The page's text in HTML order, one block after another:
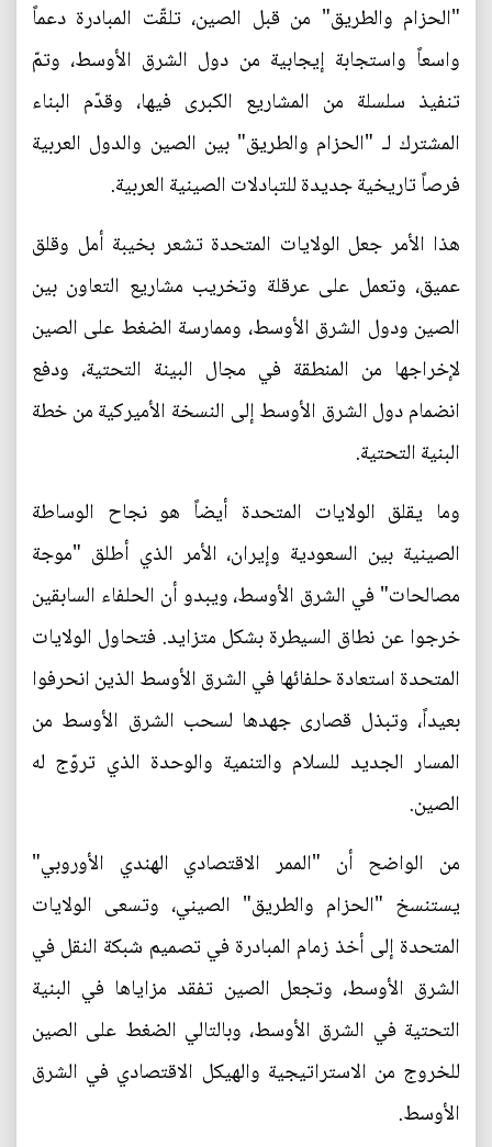
"الحزام والطريق" من قبل الصين، تلقّت المبادرة دعماً
واسعاً واستجابة إيجابية من دول الشرق الأوسط، وتمّ
تنفيذ سلسلة من المشاريع الكبرى فيها، وقدّم البناء
المشترك لـ "الحزام والطريق" بين الصين والدول العربية
فرصاً تاريخية جديدة للتبادلات الصينية العربية.
هذا الأمر جعل الولايات المتحدة تشعر بخيبة أمل وقلق
عميق، وتعمل على عرقلة وتخريب مشاريع التعاون بين
الصين ودول الشرق الأوسط، وممارسة الضغط على الصين
لإخراجها من المنطقة في مجال البينة التحتية، ودفع
انضمام دول الشرق الأوسط إلى النسخة الأميركية من خطة
البنية التحتية.
وما يقلق الولايات المتحدة أيضاً هو نجاح الوساطة
الصينية بين السعودية وإيران، الأمر الذي أطلق "موجة
مصالحات" في الشرق الأوسط، ويبدو أن الحلفاء السابقين
خرجوا عن نطاق السيطرة بشكل متزايد. فتحاول الولايات
المتحدة استعادة حلفائها في الشرق الأوسط الذين انحرفوا
بعيداً، وتبذل قصارى جهدها لسحب الشرق الأوسط من
المسار الجديد للسلام والتنمية والوحدة الذي تروّج له
الصين.
من الواضح أن "الممر الاقتصادي الهندي الأوروبي"
يستنسخ "الحزام والطريق" الصيني، وتسعى الولايات
المتحدة إلى أخذ زمام المبادرة في تصميم شبكة النقل في
الشرق الأوسط، وتجعل الصين تفقد مزاياها في البنية
التحتية في الشرق الأوسط، وبالتالي الضغط على الصين
للخروج من الاستراتيجية والهيكل الاقتصادي في الشرق
الأوسط.